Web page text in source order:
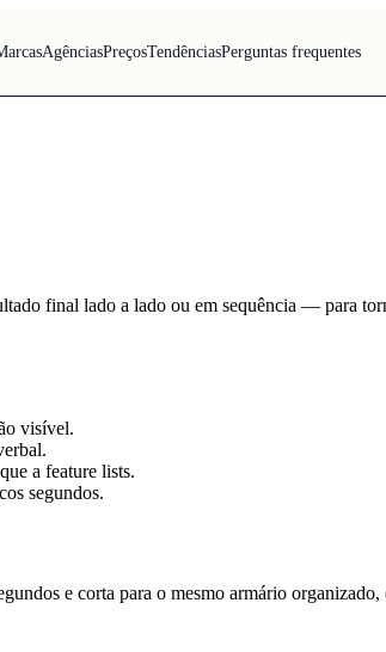
AgênciasPreçosTendênciasPerguntas frequentes
final lado a lado ou em sequência — para
visível.
a feature lists.
segundos.
e corta para o mesmo armário